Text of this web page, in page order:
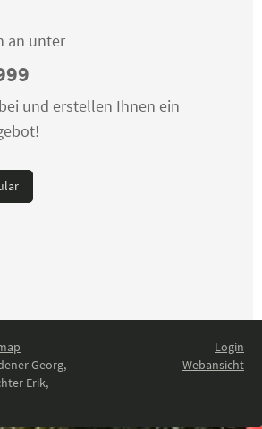
an unter
und erstellen Ihnen ein
Georg,
Erik,
Login
Webansicht